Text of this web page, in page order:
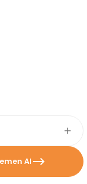
Al